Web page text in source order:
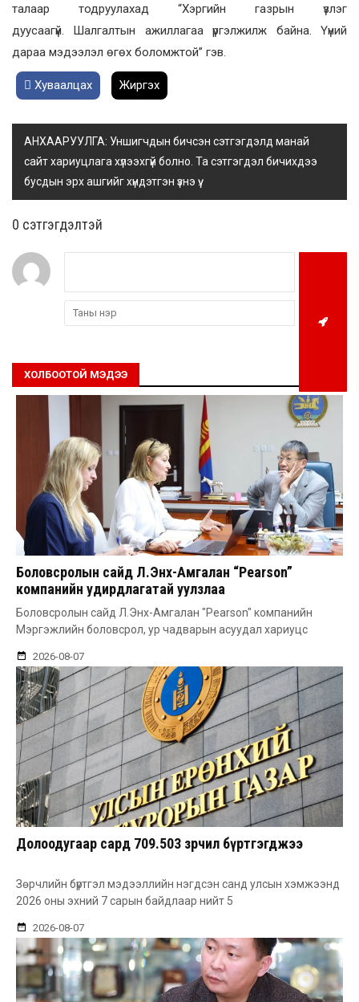
талаар тодруулахад “Хэргийн газрын үзлэг
дуусаагүй. Шалгалтын ажиллагаа үргэлжилж байна. Үүний
дараа мэдээлэл өгөх боломжтой” гэв.
Хуваалцах Жиргэх
АНХААРУУЛГА: Уншигчдын бичсэн сэтгэгдэлд манай
сайт хариуцлага хүлээхгүй болно. Та сэтгэгдэл бичихдээ
бусдын эрх ашгийг хүндэтгэн үзнэ үү.
0 cэтгэгдэлтэй
ХОЛБООТОЙ МЭДЭЭ
Боловсролын сайд Л.Энх-Амгалан “Pearson”
компанийн удирдлагатай уулзлаа
Боловсролын сайд Л.Энх-Амгалан "Pearson" компанийн
Мэргэжлийн боловсрол, ур чадварын асуудал хариуцс
2026-08-07
Долоодугаар сард 709.503 зөрчил бүртгэгджээ
Зөрчлийн бүртгэл мэдээллийн нэгдсэн санд улсын хэмжээнд
2026 оны эхний 7 сарын байдлаар нийт 5
2026-08-07